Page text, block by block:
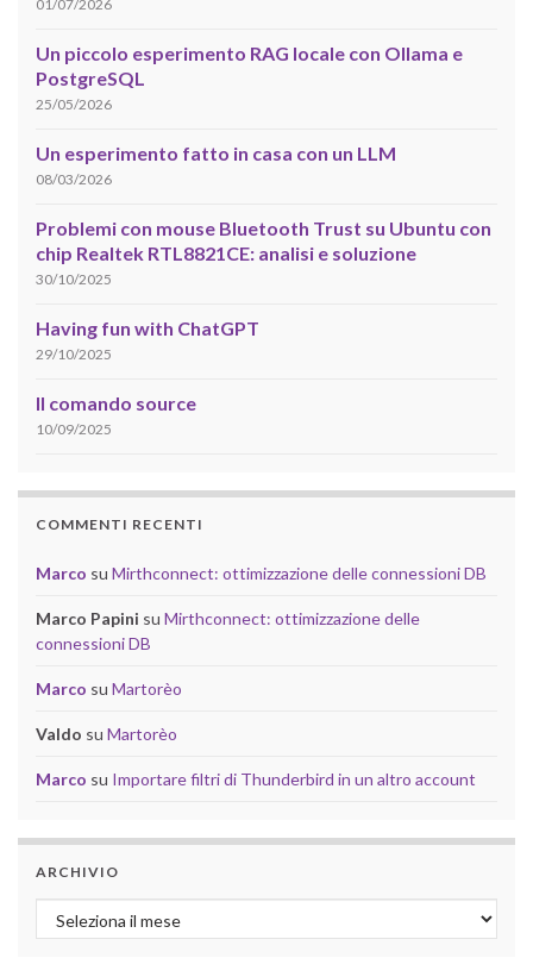
01/07/2026
Un piccolo esperimento RAG locale con Ollama e
PostgreSQL
25/05/2026
Un esperimento fatto in casa con un LLM
08/03/2026
Problemi con mouse Bluetooth Trust su Ubuntu con
chip Realtek RTL8821CE: analisi e soluzione
30/10/2025
Having fun with ChatGPT
29/10/2025
Il comando source
10/09/2025
COMMENTI RECENTI
Marco su Mirthconnect: ottimizzazione delle connessioni DB
Marco Papini su Mirthconnect: ottimizzazione delle
connessioni DB
Marco su Martorèo
Valdo su Martorèo
Marco su Importare filtri di Thunderbird in un altro account
ARCHIVIO
Archivio